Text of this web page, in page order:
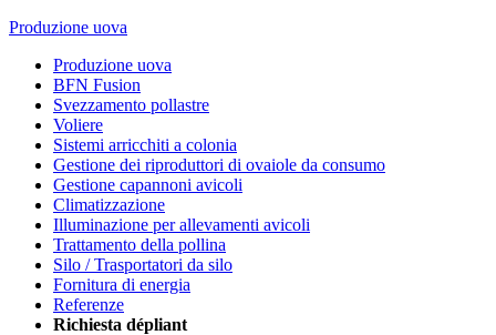
Produzione uova
Produzione uova
BFN Fusion
Svezzamento pollastre
Voliere
Sistemi arricchiti a colonia
Gestione dei riproduttori di ovaiole da consumo
Gestione capannoni avicoli
Climatizzazione
Illuminazione per allevamenti avicoli
Trattamento della pollina
Silo / Trasportatori da silo
Fornitura di energia
Referenze
Richiesta dépliant